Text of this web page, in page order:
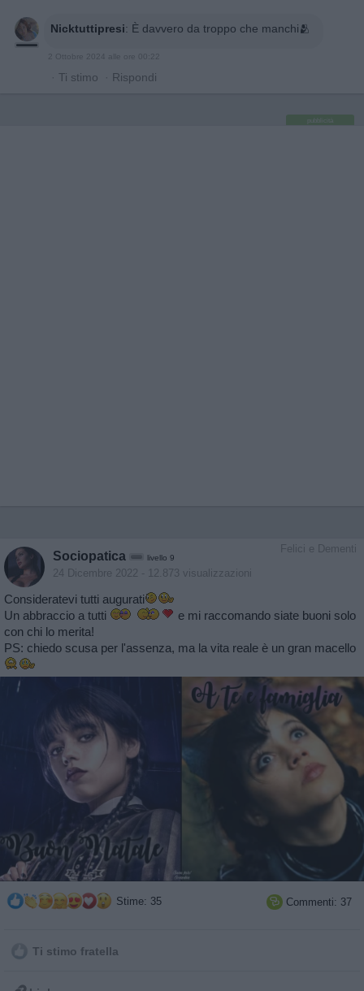
Nicktuttipresi: È davvero da troppo che manchi🫂
· Ti stimo · Rispondi
pubblicità
Felici e Dementi
Sociopatica livello 9
24 Dicembre 2022 - 12.873 visualizzazioni
Consideratevi tutti augurati
Un abbraccio a tutti
e mi raccomando siate buoni solo
con chi lo merita!
PS: chiedo scusa per l'assenza, ma la vita reale è un gran macello
Stime: 35  Commenti: 37
Ti stimo fratella